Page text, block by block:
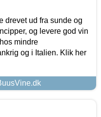
drevet ud fra sunde og
og levere god vin
mindre
og i Italien. Klik her